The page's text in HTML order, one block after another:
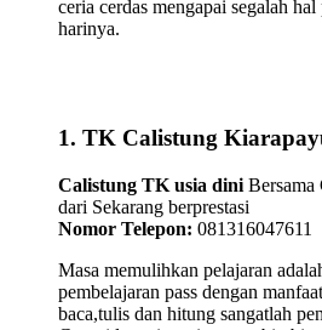
ceria cerdas mengapai segalah
harinya.
1. TK Calistung
Calistung TK usia dini Bersama
dari Sekarang berprestasi
Nomor Telepon: 081316047611
Masa memulihkan pelajaran
pembelajaran pass dengan
baca,tulis dan hitung sangatlah